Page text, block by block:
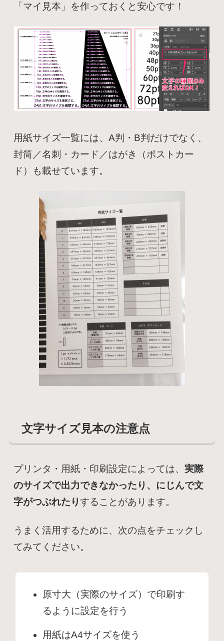
「マイ見本」を作っておくと安心です！
用紙サイズ一覧には、A判・B判だけでなく、
封筒／名刺・カード／はがき（ポストカー
ド）も載せています。
文字サイズ見本の注意点
プリンタ・用紙・印刷設定によっては、実際
のサイズで出力できなかったり、にじんで文
字がつぶれたりすることがあります。
うまく活用するために、次の点をチェックし
てみてください。
原寸大（実際のサイズ）で印刷す
るように設定を行う
用紙はA4サイズを使う